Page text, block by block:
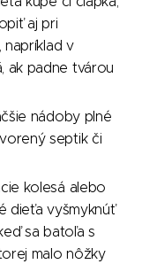
aj pri
napríklad v
ak padne tvárou
nádoby plné
septik či
kolesá alebo
dieťa vyšmyknúť
sa batoľa s
malo nôžky